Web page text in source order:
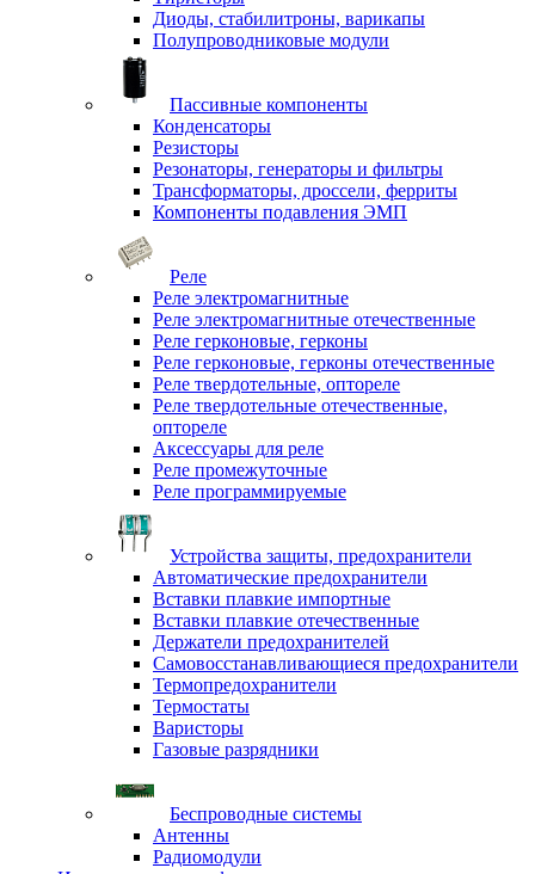
Диоды, стабилитроны, варикапы
Полупроводниковые модули
Пассивные компоненты
Конденсаторы
Резисторы
Резонаторы, генераторы и фильтры
Трансформаторы, дроссели, ферриты
Компоненты подавления ЭМП
Реле
Реле электромагнитные
Реле электромагнитные отечественные
Реле герконовые, герконы
Реле герконовые, герконы отечественные
Реле твердотельные, оптореле
Реле твердотельные отечественные,
оптореле
Аксессуары для реле
Реле промежуточные
Реле программируемые
Устройства защиты, предохранители
Автоматические предохранители
Вставки плавкие импортные
Вставки плавкие отечественные
Держатели предохранителей
Самовосстанавливающиеся предохранители
Термопредохранители
Термостаты
Варисторы
Газовые разрядники
Беспроводные системы
Антенны
Радиомодули